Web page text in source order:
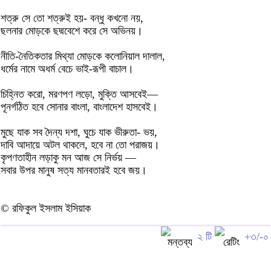
শত্রু সে তো শত্রুই হয়- বন্ধু কখনো নয়,
ছলনার মোড়কে ছদ্মবেশে করে সে অভিনয়।
নীতি-নৈতিকতার মিথ্যা মোড়কে কলোনিয়াল দালাল,
ধর্মের নামে অধর্ম বেচে ভাই-রূপী বাচাল।
চিহ্নিত করো, মরণপণ লড়ো, মুক্তি আসবেই—
পূনর্গঠিত হবে সোনার বাংলা, বাংলাদেশ হাসবেই।
মুছে যাক সব দৈন্য দশা, ঘুচে যাক ভীরুতা- ভয়,
দাবি আদায়ে অটল থাকলে, হবে না তো পরাজয়।
কৃপণতাহীন লড়াকু মন আজ সে নির্ভয় —
সবার উপর মানুষ সত্য মানবতারই হবে জয়।
© রফিকুল ইসলাম ইসিয়াক
২ টি +৩/-০